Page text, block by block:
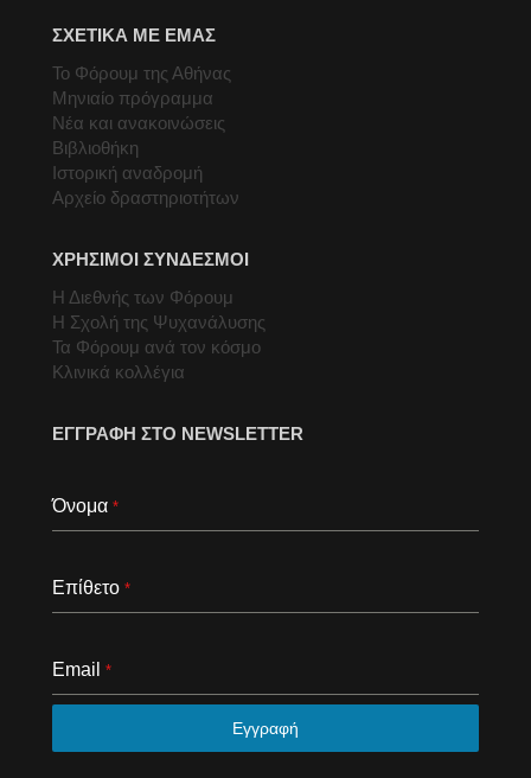
ΣΧΕΤΙΚΑ ΜΕ ΕΜΑΣ
Το Φόρουμ της Αθήνας
Μηνιαίο πρόγραμμα
Νέα και ανακοινώσεις
Βιβλιοθήκη
Ιστορική αναδρομή
Αρχείο δραστηριοτήτων
ΧΡΗΣΙΜΟΙ ΣΥΝΔΕΣΜΟΙ
Η Διεθνής των Φόρουμ
Η Σχολή της Ψυχανάλυσης
Τα Φόρουμ ανά τον κόσμο
Κλινικά κολλέγια
ΕΓΓΡΑΦΗ ΣΤΟ NEWSLETTER
Όνομα *
Επίθετο *
Email *
Εγγραφή